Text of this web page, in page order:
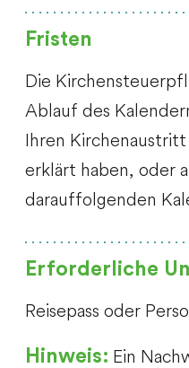
Fristen
Die
Ablauf des
Ihren
erklärt haben, oder
darauffolgenden
Erforderliche
Reisepass oder
Hinweis: Ein